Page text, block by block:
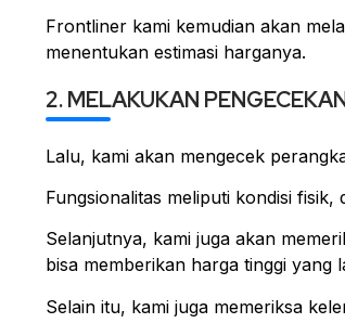
Frontliner kami kemudian akan
menentukan estimasi harganya.
2. MELAKUKAN
Lalu, kami akan mengecek
Fungsionalitas meliputi kondisi
Selanjutnya, kami juga akan
bisa memberikan harga tinggi yang
Selain itu, kami juga memeriksa